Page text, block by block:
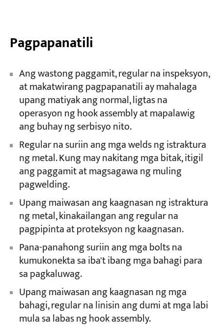
Pagpapanatili
Ang wastong paggamit, regular na inspeksyon,
at makatwirang pagpapanatili ay mahalaga
upang matiyak ang normal, ligtas na
operasyon ng hook assembly at mapalawig
ang buhay ng serbisyo nito.
Regular na suriin ang mga welds ng istraktura
ng metal. Kung may nakitang mga bitak, itigil
ang paggamit at magsagawa ng muling
pagwelding.
Upang maiwasan ang kaagnasan ng istraktura
ng metal, kinakailangan ang regular na
pagpipinta at proteksyon ng kaagnasan.
Pana-panahong suriin ang mga bolts na
kumukonekta sa iba't ibang mga bahagi para
sa pagkaluwag.
Upang maiwasan ang kaagnasan ng mga
bahagi, regular na linisin ang dumi at mga labi
mula sa labas ng hook assembly.